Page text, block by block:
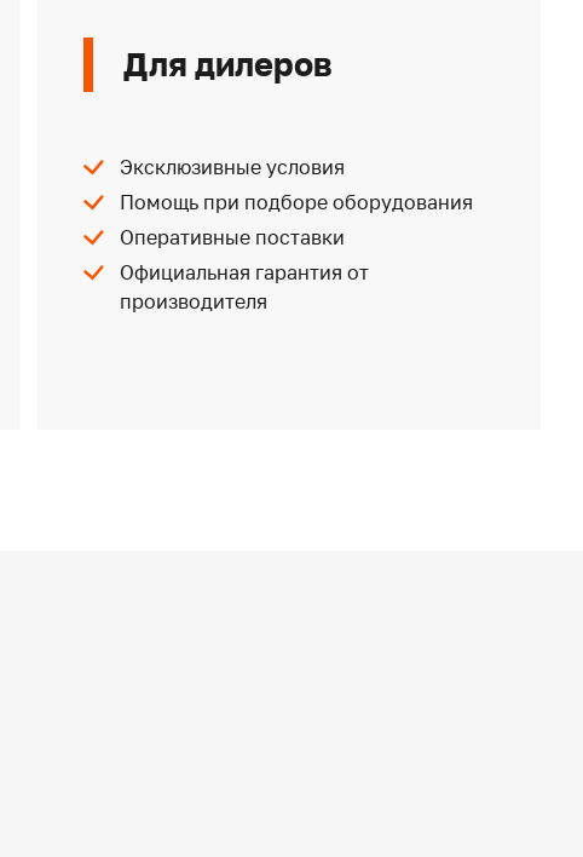
Для дилеров
Эксклюзивные условия
Помощь при подборе оборудования
Оперативные поставки
Официальная гарантия от
производителя